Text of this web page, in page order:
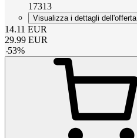
17313
Visualizza i dettagli dell'offerta
14.11 EUR
29.99 EUR
-53%